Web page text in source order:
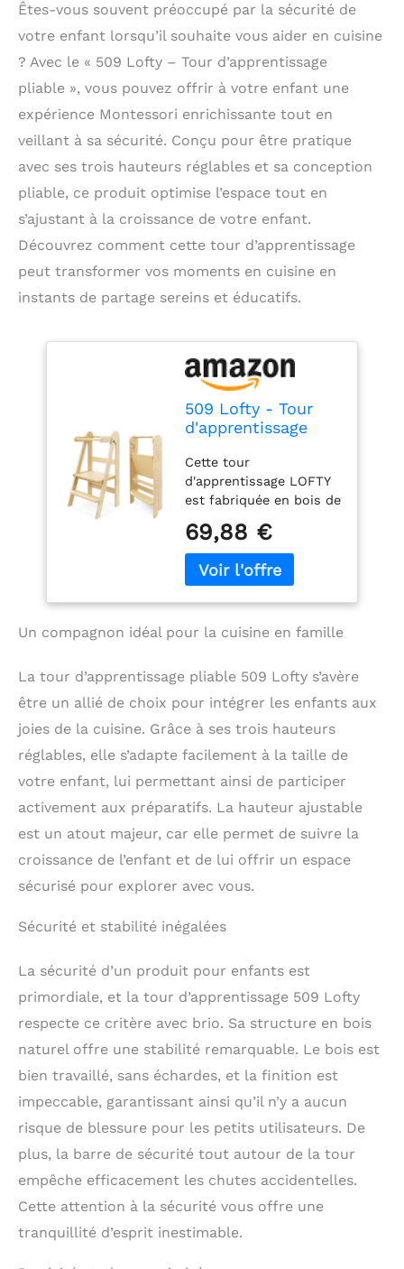
Êtes-vous souvent préoccupé par la sécurité de
votre enfant lorsqu’il souhaite vous aider en cuisine
? Avec le « 509 Lofty – Tour d’apprentissage
pliable », vous pouvez offrir à votre enfant une
expérience Montessori enrichissante tout en
veillant à sa sécurité. Conçu pour être pratique
avec ses trois hauteurs réglables et sa conception
pliable, ce produit optimise l’espace tout en
s’ajustant à la croissance de votre enfant.
Découvrez comment cette tour d’apprentissage
peut transformer vos moments en cuisine en
instants de partage sereins et éducatifs.
509 Lofty - Tour
d'apprentissage
cuisine pour
enfants -
Montessori -
Marchepied -
Pliable - Pratique
pour le rangement
- Planche debout
réglable 3 hauteurs
Cette tour
d'apprentissage LOFTY
est fabriquée en bois de
supérieure, pour être
utilisée par un enfant
de 18 à 48 mois.
/ 110 lbs. Dimensions du
90,5 cm / 18,8" x 17,3" x
35,6" RÉGLAGE DE
HAUTEUR : Il est
possible de faire 3
réglages de hauteur
pour s’adapter à la taille
de l’enfant. 29,4, 36,9,
17,5" (mesuré à partir du
sol). SIMPLE : L’enfant
avec un pas à une
du sol, aidant l’enfant à
monter sur le produit
PLIABLE : Cette tour est
pliable, pratique à
transporter de la
bain, et permet
d'économiser de
rangement. Polyvalent :
la hauteur de la tour est
conçue pour s'adapter à
comptoirs de cuisine ou
69,88 €
Un compagnon idéal pour la cuisine en famille
La tour d’apprentissage pliable 509 Lofty s’avère
être un allié de choix pour intégrer les enfants aux
joies de la cuisine. Grâce à ses trois hauteurs
réglables, elle s’adapte facilement à la taille de
votre enfant, lui permettant ainsi de participer
activement aux préparatifs. La hauteur ajustable
est un atout majeur, car elle permet de suivre la
croissance de l’enfant et de lui offrir un espace
sécurisé pour explorer avec vous.
Sécurité et stabilité inégalées
La sécurité d’un produit pour enfants est
primordiale, et la tour d’apprentissage 509 Lofty
respecte ce critère avec brio. Sa structure en bois
naturel offre une stabilité remarquable. Le bois est
bien travaillé, sans échardes, et la finition est
impeccable, garantissant ainsi qu’il n’y a aucun
risque de blessure pour les petits utilisateurs. De
plus, la barre de sécurité tout autour de la tour
empêche efficacement les chutes accidentelles.
Cette attention à la sécurité vous offre une
tranquillité d’esprit inestimable.